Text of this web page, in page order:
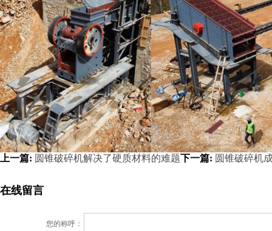
上一篇: 圆锥破碎机解决了硬质材料的难题下一篇: 圆锥破碎机